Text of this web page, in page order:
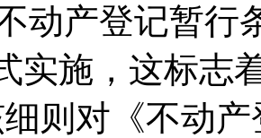
不动产登记暂
实施，这标志
则对《不动